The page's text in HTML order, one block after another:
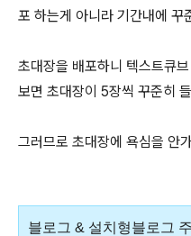
포 하는게 아니라 기간내에 꾸
초대장을 배포하니 텍스트큐
보면 초대장이 5장씩 꾸준히
그러므로 초대장에 욕심을 안
블로그 & 설치형블로그